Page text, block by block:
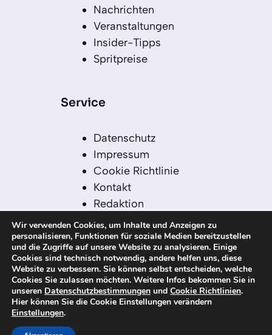
Nachrichten
Veranstaltungen
Insider-Tipps
Spritpreise
Service
Datenschutz
Impressum
Cookie Richtlinie
Kontakt
Redaktion
Redaktionelle Leitlinien
Sitemap
Einsatz von KI in der
Redaktion
© 2026 kanaren-nachrichten.com – Alle
Rechte vorbehalten
Wir verwenden Cookies, um Inhalte und Anzeigen zu
personalisieren, Funktionen für soziale Medien bereitzustellen
und die Zugriffe auf unsere Website zu analysieren. Einige
Cookies sind technisch notwendig, andere helfen uns, diese
Website zu verbessern. Sie können selbst entscheiden, welche
Cookies Sie zulassen möchten. Weitere Infos bekommen Sie in
unseren Datenschutzbestimmungen und Cookie Richtlinien.
Hier können Sie die Cookie Einstellungen verändern
Einstellungen.